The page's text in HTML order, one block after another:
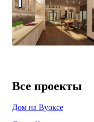
Все проекты
Дом на Вуоксе